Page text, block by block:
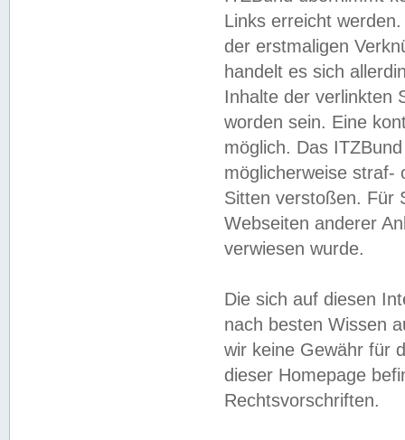
Links erreicht
der erstmaligen
handelt es sich
Inhalte der verlinkten
worden sein. Eine
möglich. Das
möglicherweise straf-
Sitten verstoßen. Für
Webseiten anderer
verwiesen wurde.
Die sich auf diesen
nach besten Wissen
wir keine Gewähr für
dieser Homepage
Rechtsvorschriften.